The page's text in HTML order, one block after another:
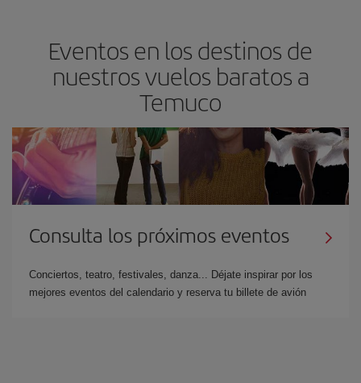
Eventos en los destinos de
nuestros vuelos baratos a
Temuco
Consulta los próximos eventos
Conciertos, teatro, festivales, danza... Déjate inspirar por los
mejores eventos del calendario y reserva tu billete de avión